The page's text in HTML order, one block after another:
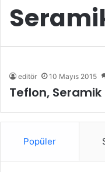
editör 10 Mayıs 2015
Teflon, Seramik
Popüler